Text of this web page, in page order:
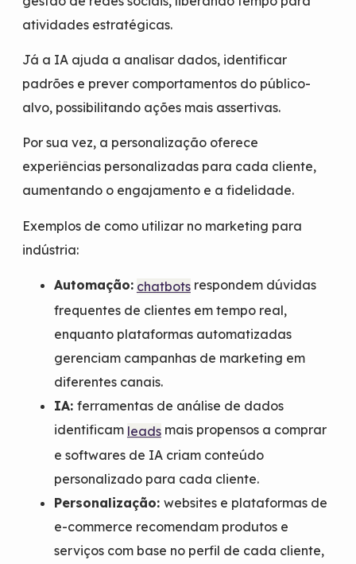
atividades estratégicas.
Já a IA ajuda a analisar dados, identificar
padrões e prever comportamentos do público-
alvo, possibilitando ações mais assertivas.
Por sua vez, a personalização oferece
experiências personalizadas para cada cliente,
aumentando o engajamento e a fidelidade.
Exemplos de como utilizar no marketing para
indústria:
Automação: chatbotsrespondem dúvidas
frequentes de clientes em tempo real,
enquanto plataformas automatizadas
gerenciam campanhas de marketing em
diferentes canais.
IA: ferramentas de análise de dados
identificam leadsmais propensos a comprar
e softwares de IA criam conteúdo
personalizado para cada cliente.
Personalização: websites e plataformas de
e-commerce recomendam produtos e
serviços com base no perfil de cada cliente,